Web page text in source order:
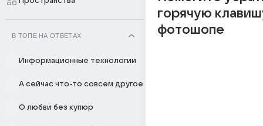
В ТОПЕ НА ОТВЕТАХ
Информационные технологии
А сейчас что-то совсем другое
О любви без купюр
горячую
фотошопе